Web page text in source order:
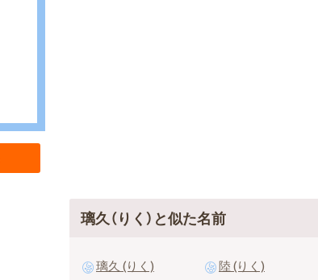
璃久（りく）と似た名前
璃久 (りく)
陸 (りく)